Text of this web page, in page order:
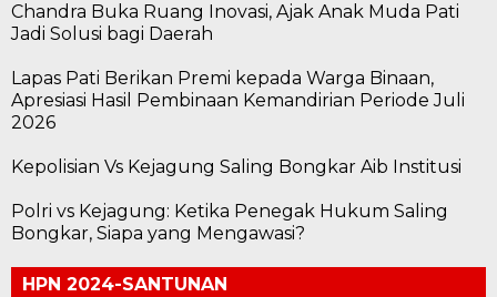
Chandra Buka Ruang Inovasi, Ajak Anak Muda Pati
Jadi Solusi bagi Daerah
Lapas Pati Berikan Premi kepada Warga Binaan,
Apresiasi Hasil Pembinaan Kemandirian Periode Juli
2026
Kepolisian Vs Kejagung Saling Bongkar Aib Institusi
Polri vs Kejagung: Ketika Penegak Hukum Saling
Bongkar, Siapa yang Mengawasi?
HPN 2024-SANTUNAN